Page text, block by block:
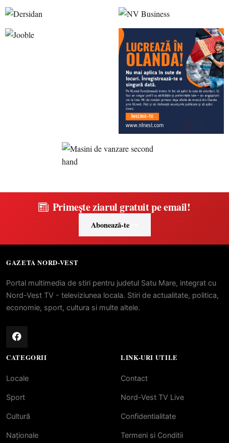
Primește ziarul gratuit pe email!
Abonează-te
GAZETA NORD-VEST
Portal multimedia de stiri pentru judetul Satu Mare, integrat cu
Nord-Vest TV - televiziunea locala. Stiri de actualitate, politica,
economie, sport, cultura si multe altele.
CATEGORII
Locale
Sport
Cultură
Naționale
LINK-URI UTILE
Contact
Nord-Vest TV Live
Confidentialitate
Termeni si Conditii